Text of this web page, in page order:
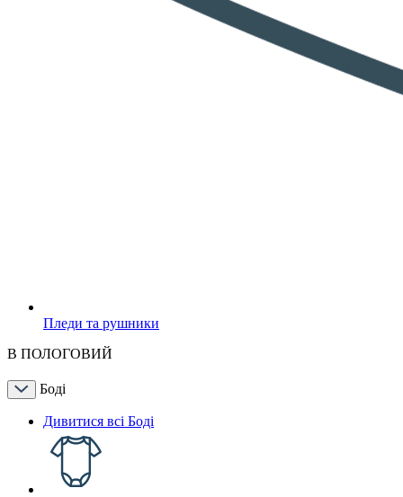
Пледи та рушники
В ПОЛОГОВИЙ
Боді
Дивитися всі Боді